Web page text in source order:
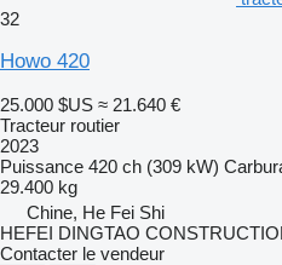
32
Howo 420
25.000 $US ≈ 21.640 €
Tracteur routier
2023
Puissance 420 ch (309 kW)
29.400 kg
Chine, He Fei Shi
HEFEI DINGTAO
Contacter le vendeur